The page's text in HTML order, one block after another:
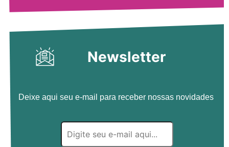
Newsletter
Deixe aqui seu e-mail para receber nossas novidades